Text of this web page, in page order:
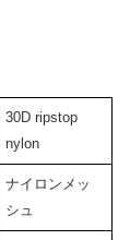
30D ripstop
nylon
ナイロンメッ
シュ